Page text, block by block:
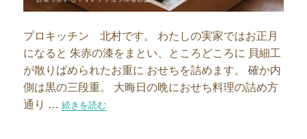
プロキッチン 北村です。 わたしの実家ではお正月
になると 朱赤の漆をまとい、ところどころに 貝細工
が散りばめられたお重に おせちを詰めます。 確か内
側は黒の三段重。 大晦日の晩におせち料理の詰め方
通り …“6寸か、5寸か、お重のサイズ選び”の
続きを読む